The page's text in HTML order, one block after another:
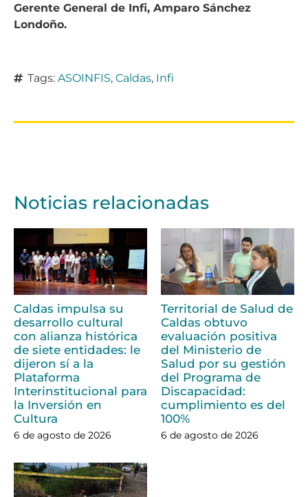
Gerente General de Infi, Amparo Sánchez
Londoño.
Tags: ASOINFIS, Caldas, Infi
Noticias relacionadas
Caldas impulsa su
desarrollo cultural
con alianza histórica
de siete entidades: le
dijeron sí a la
Plataforma
Interinstitucional para
la Inversión en
Cultura
6 de agosto de 2026
Territorial de Salud de
Caldas obtuvo
evaluación positiva
del Ministerio de
Salud por su gestión
del Programa de
Discapacidad:
cumplimiento es del
100%
6 de agosto de 2026